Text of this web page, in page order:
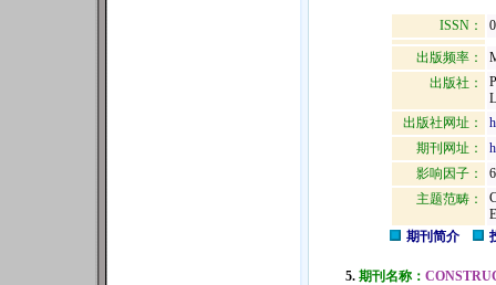
ISSN：
出版频率：
出版社：
出版社网址：
期刊网址：
影响因子：
主题范畴：
期刊简介
5. 期刊名称：